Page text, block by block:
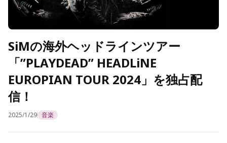
SiMの海外ヘッドラインツアー
「”PLAYDEAD” HEADLiNE
EUROPIAN TOUR 2024」を独占配
信！
2025/1/29 音楽